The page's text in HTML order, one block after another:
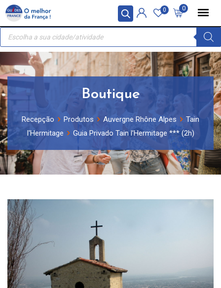
Painel de Gerenciamento de Cookies
Skip
content
0
0
Recherche
produits
Boutique
Recepção Produtos Auvergne Rhône Alpes
Tain
l'Hermitage
Guia Privado Tain l’Hermitage *** (2h)